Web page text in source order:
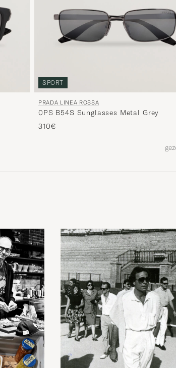
SPORT
PRADA LINEA ROSSA
0PS B54S Sunglasses Metal Grey
310€